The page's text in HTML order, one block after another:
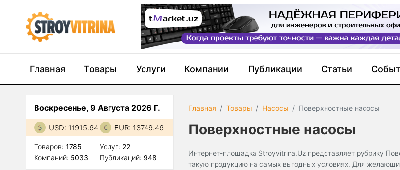
Главная Товары Услуги Компании Публикации Статьи
Главная Товары Насосы Поверхностные насосы
Поверхностные насосы
Интернет-площадка Stroyvitrina.Uz представляет рубрику
такую продукцию на самых выгодных условиях. Для
Воскресенье, 9 Августа 2026 Г.
USD: 11915.64 EUR: 13749.46
Товаров: 1785
Компаний: 5033
Услуг: 22
Публикаций: 948